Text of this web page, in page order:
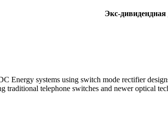
Экс-дивидендная
Energy systems using switch mode rectifier
telephone switches and newer optical